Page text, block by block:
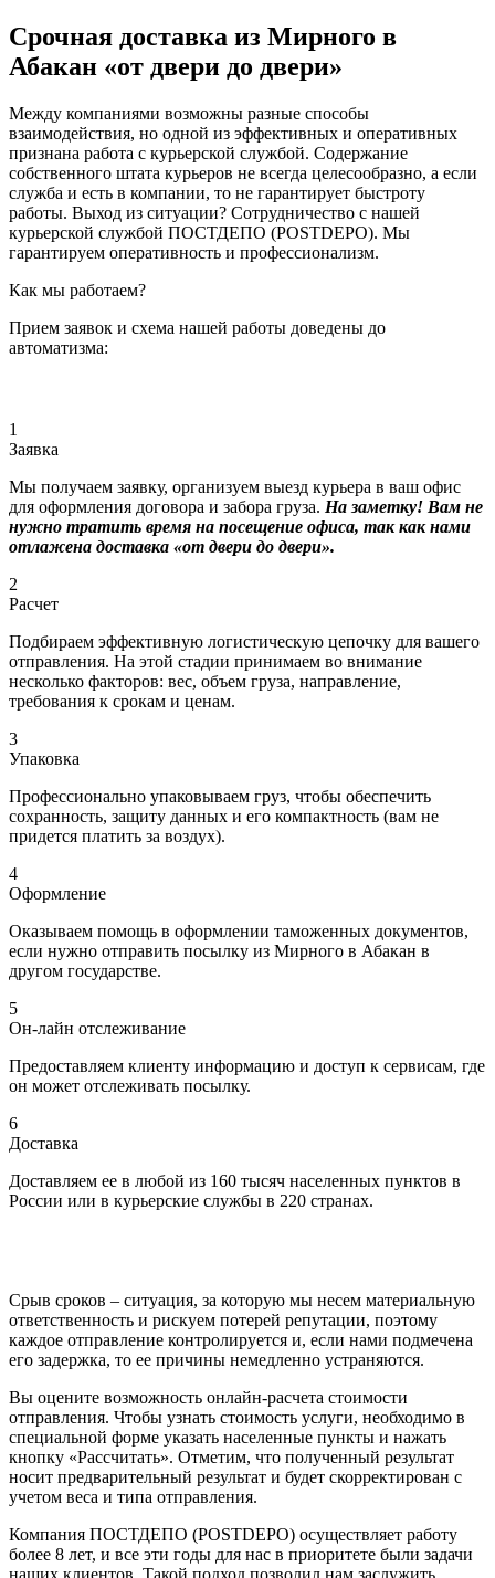
Срочная доставка из Мирного в
Абакан «от двери до двери»
Между компаниями возможны разные способы
взаимодействия, но одной из эффективных и оперативных
признана работа с курьерской службой. Содержание
собственного штата курьеров не всегда целесообразно, а если
служба и есть в компании, то не гарантирует быстроту
работы. Выход из ситуации? Сотрудничество с нашей
курьерской службой ПОСТДЕПО (POSTDEPO). Мы
гарантируем оперативность и профессионализм.
Как мы работаем?
Прием заявок и схема нашей работы доведены до
автоматизма:
1
Заявка
Мы получаем заявку, организуем выезд курьера в ваш офис
для оформления договора и забора груза. На заметку! Вам не
нужно тратить время на посещение офиса, так как нами
отлажена доставка «от двери до двери».
2
Расчет
Подбираем эффективную логистическую цепочку для вашего
отправления. На этой стадии принимаем во внимание
несколько факторов: вес, объем груза, направление,
требования к срокам и ценам.
3
Упаковка
Профессионально упаковываем груз, чтобы обеспечить
сохранность, защиту данных и его компактность (вам не
придется платить за воздух).
4
Оформление
Оказываем помощь в оформлении таможенных документов,
если нужно отправить посылку из Мирного в Абакан в
другом государстве.
5
Он-лайн отслеживание
Предоставляем клиенту информацию и доступ к сервисам, где
он может отслеживать посылку.
6
Доставка
Доставляем ее в любой из 160 тысяч населенных пунктов в
России или в курьерские службы в 220 странах.
Срыв сроков – ситуация, за которую мы несем материальную
ответственность и рискуем потерей репутации, поэтому
каждое отправление контролируется и, если нами подмечена
его задержка, то ее причины немедленно устраняются.
Вы оцените возможность онлайн-расчета стоимости
отправления. Чтобы узнать стоимость услуги, необходимо в
специальной форме указать населенные пункты и нажать
кнопку «Рассчитать». Отметим, что полученный результат
носит предварительный результат и будет скорректирован с
учетом веса и типа отправления.
Компания ПОСТДЕПО (POSTDEPO) осуществляет работу
более 8 лет, и все эти годы для нас в приоритете были задачи
наших клиентов. Такой подход позволил нам заслужить